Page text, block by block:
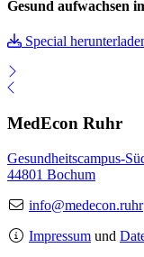
Gesund aufwachsen
Special
MedEcon Ruhr
Gesundheitscampus-
44801 Bochum
info@medecon.ruhr
Impressum und